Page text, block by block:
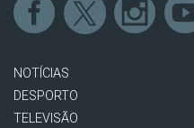
NOTÍCIAS
DESPORTO
TELEVISÃO